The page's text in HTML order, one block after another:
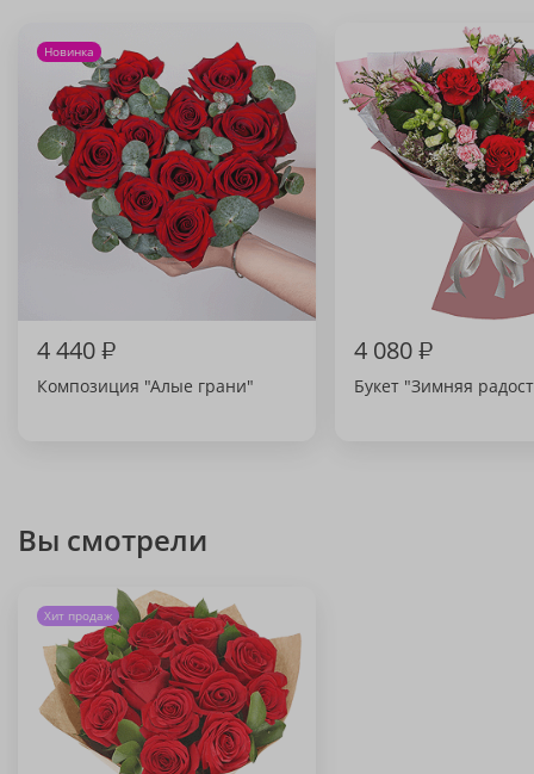
Новинка
4 440₽
Композиция "Алые грани"
4 080₽
Букет "Зимняя
Вы смотрели
Хит продаж